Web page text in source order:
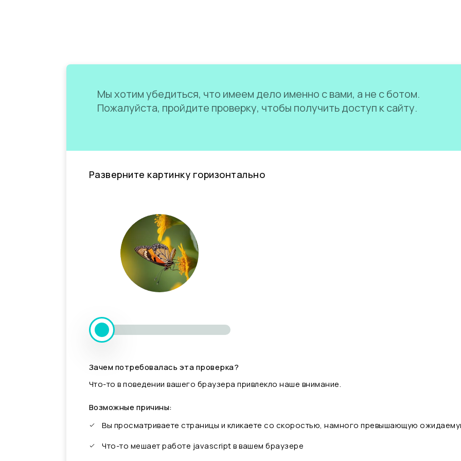
Мы хотим убедиться, что имеем дело именно с вами, а не с ботом.
Пожалуйста, пройдите проверку, чтобы получить доступ к сайту.
Разверните картинку горизонтально
Зачем потребовалась эта проверка?
Что-то в поведении вашего браузера привлекло наше внимание.
Возможные причины:
Вы просматриваете страницы и кликаете со скоростью, намного превышающую
Что-то мешает работе javascript в вашем браузере